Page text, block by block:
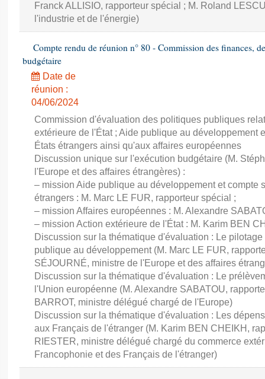
Franck ALLISIO, rapporteur spécial ; M. Roland
l'industrie et de l'énergie)
Compte rendu de réunion n° 80 - Commission des finances,
budgétaire
Date de
réunion :
04/06/2024
Commission d'évaluation des politiques publiques
extérieure de l'État ; Aide publique au développement
États étrangers ainsi qu'aux affaires européennes
Discussion unique sur l'exécution budgétaire (M.
l'Europe et des affaires étrangères) :
– mission Aide publique au développement et compte
étrangers : M. Marc LE FUR, rapporteur spécial ;
– mission Affaires européennes : M. Alexandre
– mission Action extérieure de l'État : M. Karim BEN
Discussion sur la thématique d'évaluation : Le
publique au développement (M. Marc LE FUR,
SÉJOURNÉ, ministre de l'Europe et des affaires
Discussion sur la thématique d'évaluation : Le
l'Union européenne (M. Alexandre SABATOU,
BARROT, ministre délégué chargé de l'Europe)
Discussion sur la thématique d'évaluation : Les
aux Français de l'étranger (M. Karim BEN CHEIKH,
RIESTER, ministre délégué chargé du commerce
Francophonie et des Français de l'étranger)